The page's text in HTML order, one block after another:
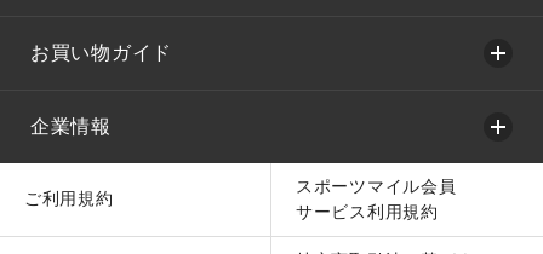
お買い物ガイド
企業情報
ご利用規約
スポーツマイル会員
サービス利用規約